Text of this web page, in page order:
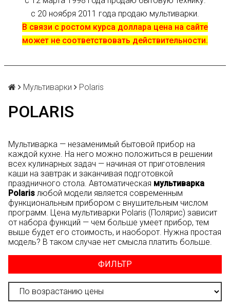
с 20 ноября 2011 года продаю мультиварки.
В связи с ростом курса доллара цена на сайте
может не соответствовать действительности.
Мультиварки Polaris
POLARIS
Мультиварка — незаменимый бытовой прибор на
каждой кухне. На него можно положиться в решении
всех кулинарных задач — начиная от приготовления
каши на завтрак и заканчивая подготовкой
праздничного стола. Автоматическая мультиварка
Polaris любой модели является современным
функциональным прибором с внушительным числом
программ. Цена мультиварки Polaris (Полярис) зависит
от набора функций — чем больше умеет прибор, тем
выше будет его стоимость, и наоборот. Нужна простая
модель? В таком случае нет смысла платить больше.
ФИЛЬТР